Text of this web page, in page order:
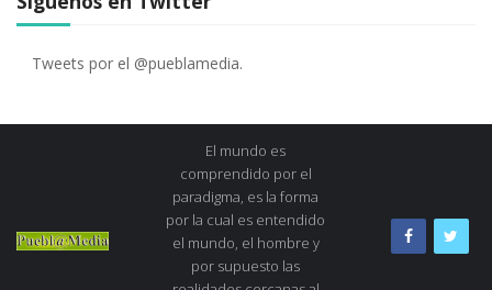
Tweets por el @pueblamedia.
El mundo es
comprendido por el
paradigma, es la forma
por la cual es entendido
el mundo, el hombre y
por supuesto las